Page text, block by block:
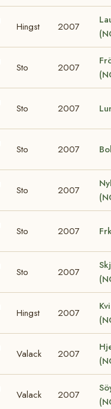
Hingst 2007
Sto 2007
Sto 2007
Sto 2007
Sto 2007
Sto 2007
Sto 2007
Hingst 2007
Valack 2007
Valack 2007